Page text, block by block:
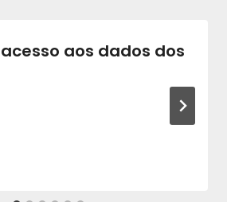
aos dados dos